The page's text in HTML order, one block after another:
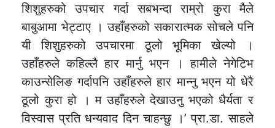
शिशुहरुको उपचार गर्दा सबभन्दा राम्रो कुरा मैले
बाबुआमा भेट्टाए । उहाँहरुको सकारात्मक सोचले पनि
यी शिशुहरुको उपचारमा ठूलो भूमिका खेल्यो ।
उहाँहरुले कहिल्लै हार मार्नु भएन । हामीले नेगेटिभ
काउन्सेलिङ गर्दापनि उहाँहरुले हार मान्नु भएन यो धेरै
ठूलो कुरा हो । म उहाँहरुले देखाउनु भएको धैर्यता र
विस्वास प्रति धन्यवाद दिन चाहन्छु ।’ प्रा.डा. साहले